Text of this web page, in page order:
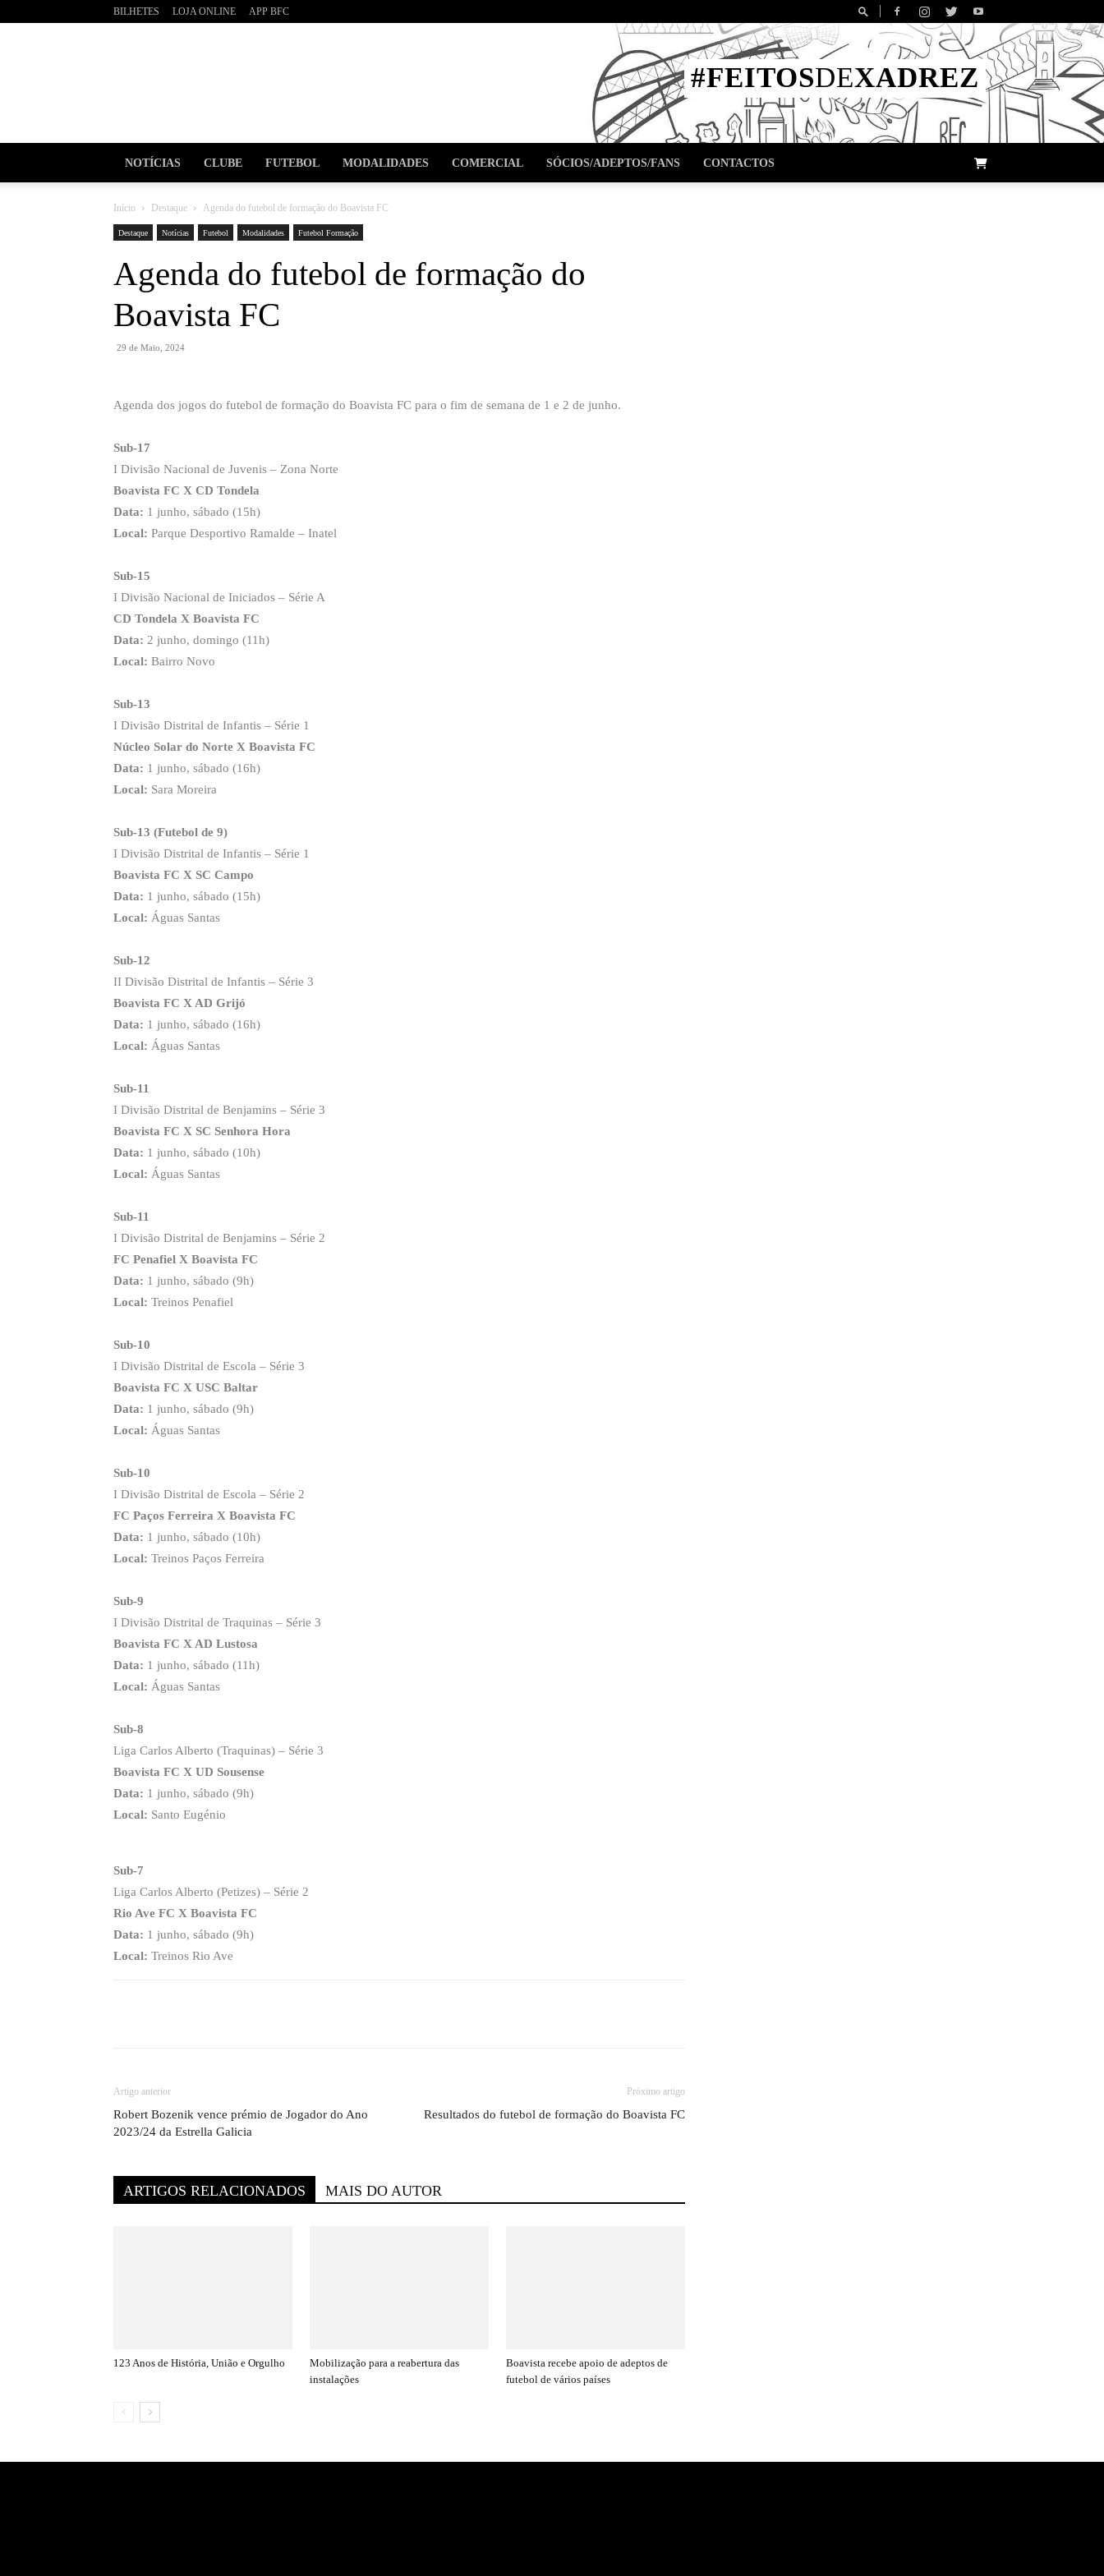
BILHETES LOJA ONLINE APP BFC
#FEITOSDEXADREZ
NOTÍCIAS CLUBE FUTEBOL MODALIDADES COMERCIAL SÓCIOS/ADEPTOS/FANS CONTACTOS
Início Destaque Agenda do futebol de formação do Boavista FC
Destaque Notícias Futebol Modalidades Futebol Formação
Agenda do futebol de formação do
Boavista FC
29 de Maio, 2024
Agenda dos jogos do futebol de formação do Boavista FC para o fim de semana de 1 e 2 de junho.
Sub-17
I Divisão Nacional de Juvenis – Zona Norte
Boavista FC X CD Tondela
Data: 1 junho, sábado (15h)
Local: Parque Desportivo Ramalde – Inatel
Sub-15
I Divisão Nacional de Iniciados – Série A
CD Tondela X Boavista FC
Data: 2 junho, domingo (11h)
Local: Bairro Novo
Sub-13
I Divisão Distrital de Infantis – Série 1
Núcleo Solar do Norte X Boavista FC
Data: 1 junho, sábado (16h)
Local: Sara Moreira
Sub-13 (Futebol de 9)
I Divisão Distrital de Infantis – Série 1
Boavista FC X SC Campo
Data: 1 junho, sábado (15h)
Local: Águas Santas
Sub-12
II Divisão Distrital de Infantis – Série 3
Boavista FC X AD Grijó
Data: 1 junho, sábado (16h)
Local: Águas Santas
Sub-11
I Divisão Distrital de Benjamins – Série 3
Boavista FC X SC Senhora Hora
Data: 1 junho, sábado (10h)
Local: Águas Santas
Sub-11
I Divisão Distrital de Benjamins – Série 2
FC Penafiel X Boavista FC
Data: 1 junho, sábado (9h)
Local: Treinos Penafiel
Sub-10
I Divisão Distrital de Escola – Série 3
Boavista FC X USC Baltar
Data: 1 junho, sábado (9h)
Local: Águas Santas
Sub-10
I Divisão Distrital de Escola – Série 2
FC Paços Ferreira X Boavista FC
Data: 1 junho, sábado (10h)
Local: Treinos Paços Ferreira
Sub-9
I Divisão Distrital de Traquinas – Série 3
Boavista FC X AD Lustosa
Data: 1 junho, sábado (11h)
Local: Águas Santas
Sub-8
Liga Carlos Alberto (Traquinas) – Série 3
Boavista FC X UD Sousense
Data: 1 junho, sábado (9h)
Local: Santo Eugénio
Sub-7
Liga Carlos Alberto (Petizes) – Série 2
Rio Ave FC X Boavista FC
Data: 1 junho, sábado (9h)
Local: Treinos Rio Ave
Artigo anterior
Robert Bozenik vence prémio de Jogador do Ano
2023/24 da Estrella Galicia
Próximo artigo
Resultados do futebol de formação do Boavista FC
ARTIGOS RELACIONADOS MAIS DO AUTOR
123 Anos de História, União e Orgulho
Mobilização para a reabertura das
instalações
Boavista recebe apoio de adeptos de
futebol de vários países